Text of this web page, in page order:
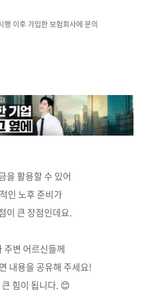
이후 가입한 보험회사에 문의
을 활용할 수 있어
인 노후 준비가
이 큰 장점인데요.
주변 어르신들께
내용을 공유해 주세요!
힘이 됩니다. 😊